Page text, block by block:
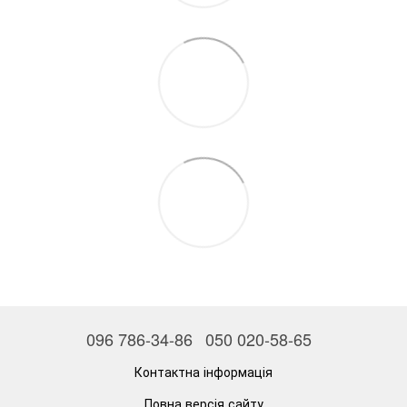
096 786-34-86 050 020-58-65
Контактна інформація
Повна версія сайту